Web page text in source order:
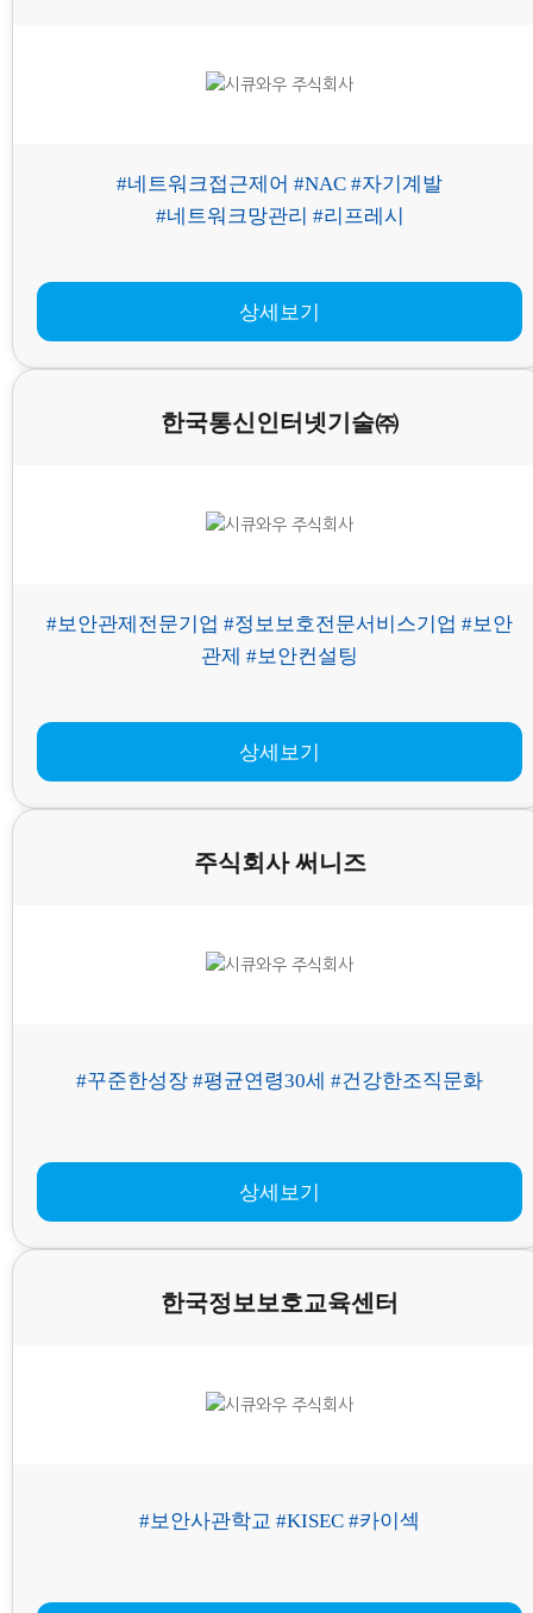
#네트워크접근제어 #NAC #자기계발
#네트워크망관리 #리프레시
상세보기
한국통신인터넷기술㈜
#보안관제전문기업 #정보보호전문서비스기업 #보안
관제 #보안컨설팅
상세보기
주식회사 써니즈
#꾸준한성장 #평균연령30세 #건강한조직문화
상세보기
한국정보보호교육센터
#보안사관학교 #KISEC #카이섹